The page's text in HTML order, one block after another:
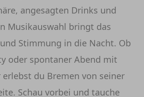
angesagten Drinks und
Musikauswahl bringt das
und Stimmung in die Nacht. Ob
oder spontaner Abend mit
erlebst du Bremen von seiner
Schau vorbei und tauche